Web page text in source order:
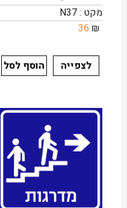
מקט : N37
₪
36
לצפייה הוסף לסל